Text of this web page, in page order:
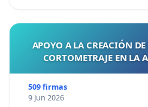
APOYO A LA CREACIÓN
CORTOMETRAJE EN LA
509 firmas
9 Jun 2026